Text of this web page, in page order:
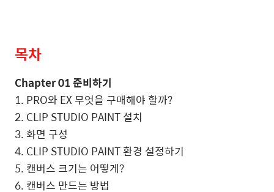
목차
Chapter 01 준비하기
1. PRO와 EX 무엇을 구매해야 할까?
2. CLIP STUDIO PAINT 설치
3. 화면 구성
4. CLIP STUDIO PAINT 환경 설정하기
5. 캔버스 크기는 어떻게?
6. 캔버스 만드는 방법